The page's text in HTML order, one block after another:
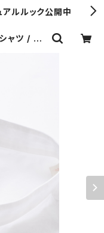
ルルック公開中
/ W